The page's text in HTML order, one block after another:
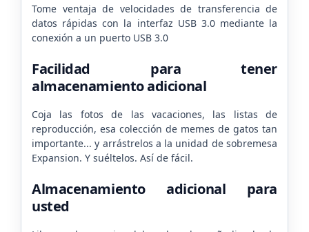
Tome ventaja de velocidades de transferencia de
datos rápidas con la interfaz USB 3.0 mediante la
conexión a un puerto USB 3.0
Facilidad para tener
almacenamiento adicional
Coja las fotos de las vacaciones, las listas de
reproducción, esa colección de memes de gatos tan
importante... y arrástrelos a la unidad de sobremesa
Expansion. Y suéltelos. Así de fácil.
Almacenamiento adicional para
usted